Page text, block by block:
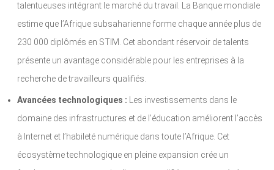
talentueuses intégrant le marché du travail. La Banque mondiale
estime que l’Afrique subsaharienne forme chaque année plus de
230 000 diplômés en STIM. Cet abondant réservoir de talents
présente un avantage considérable pour les entreprises à la
recherche de travailleurs qualifiés.
Avancées technologiques : Les investissements dans le
domaine des infrastructures et de l’éducation améliorent l’accès
à Internet et l’habileté numérique dans toute l’Afrique. Cet
écosystème technologique en pleine expansion crée un